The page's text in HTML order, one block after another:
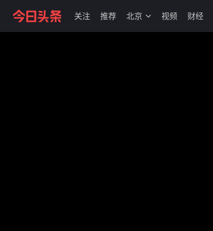
关注 推荐 北京 视频 财经